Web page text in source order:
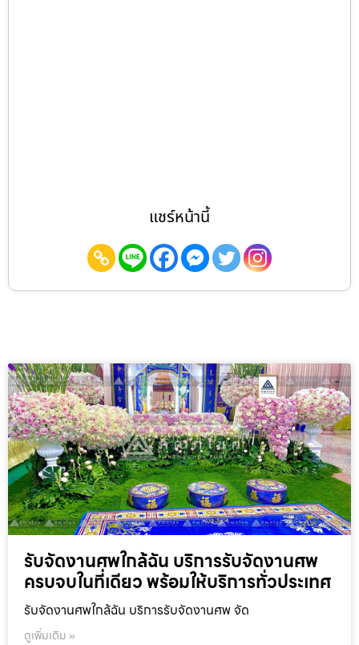
แชร์หน้านี้
รับจัดงานศพใกล้ฉัน บริการรับจัดงานศพ
ครบจบในที่เดียว พร้อมให้บริการทั่วประเทศ
รับจัดงานศพใกล้ฉัน บริการรับจัดงานศพ จัด
ดูเพิ่มเติม »